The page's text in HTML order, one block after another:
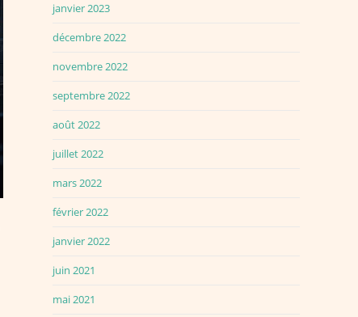
janvier 2023
décembre 2022
novembre 2022
septembre 2022
août 2022
juillet 2022
mars 2022
février 2022
janvier 2022
juin 2021
mai 2021